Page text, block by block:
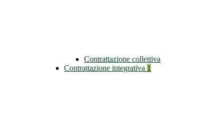
Contrattazione collettiva
Contrattazione integrativa 1